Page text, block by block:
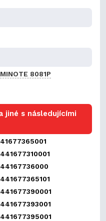
MINOTE 8081P
jiné s následujícími
41677365001
441677310001
44167736000
441677365101
441677390001
441677393001
441677395001